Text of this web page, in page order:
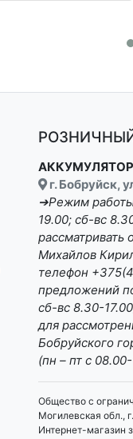
РОЗНИЧНЫЙ
г. Бобруйск,
➔Режим работы
19.00; сб-вс
рассматривать
Михайлов
телефон
предложений
сб-вс 8.30-
для
Бобруйского
(пн – пт с
Общество с
Могилевская обл.,
Интернет-магазин